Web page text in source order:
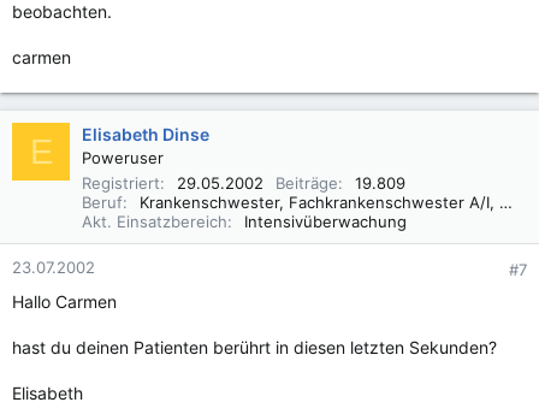
beobachten.
carmen
E Elisabeth Dinse
Poweruser
Registriert
29.05.2002 Beiträge
19.809
Beruf
Krankenschwester, Fachkrankenschwester A/I, Praxisbegleiter Basale Stimulation
Akt. Einsatzbereich
Intensivüberwachung
23.07.2002 #7
Hallo Carmen
hast du deinen Patienten berührt in diesen letzten Sekunden?
Elisabeth